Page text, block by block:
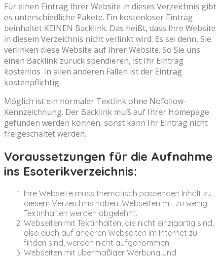
Für einen Eintrag Ihrer Website in dieses Verzeichnis gibt
es unterschiedliche Pakete. Ein kostenloser Eintrag
beinhaltet KEINEN Backlink. Das heißt, dass Ihre Website
in diesem Verzeichnis nicht verlinkt wird. Es sei denn, Sie
verlinken diese Website auf Ihrer Website. So Sie uns
einen Backlink zurück spendieren, ist Ihr Eintrag
kostenlos. In allen anderen Fällen ist der Eintrag
kostenpflichtig.
Möglich ist ein normaler Textlink ohne Nofollow-
Kennzeichnung. Der Backlink muß auf Ihrer Homepage
gefunden werden können, sonst kann Ihr Eintrag nicht
freigeschaltet werden.
Voraussetzungen für die Aufnahme
ins Esoterikverzeichnis:
Ihre Webseite muss thematisch passenden Inhalt zu
diesem Verzeichnis haben. Webseiten mit zu wenig
Textinhalten werden abgelehnt.
Webseiten mit Textinhalten, die nicht einzigartig sind,
also auch auf anderen Webseiten im Internet zu
finden sind, werden nicht aufgenommen.
Webseiten mit übermäßiger Werbung und